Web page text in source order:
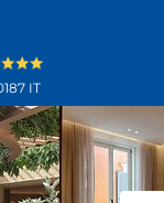
IT